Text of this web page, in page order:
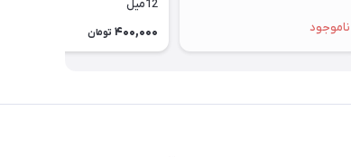
ناموجود
12میل
400,000 تومان